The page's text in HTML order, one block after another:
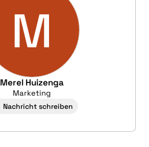
M
Merel Huizenga
Marketing
Nachricht schreiben